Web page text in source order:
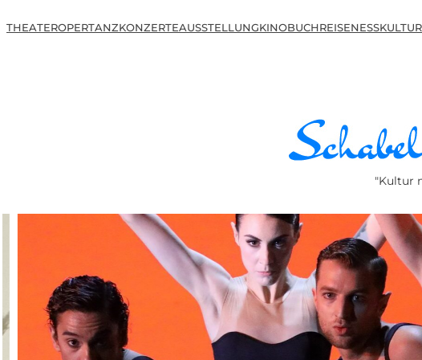
THEATEROPERTANZKONZERTEAUSSTELLUNGKINOBUCHREISENESSKULTUR
"Kultur